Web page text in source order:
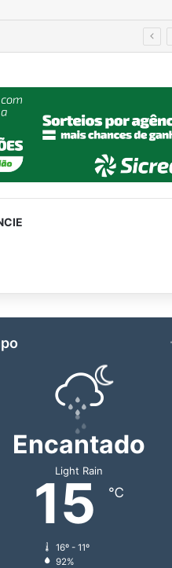
Encantado
Light Rain
15 ℃
16º - 11º
92%